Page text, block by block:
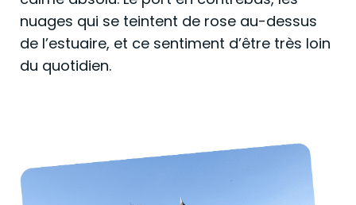
nuages qui se teintent de rose au-dessus
de l’estuaire, et ce sentiment d’être très loin
du quotidien.